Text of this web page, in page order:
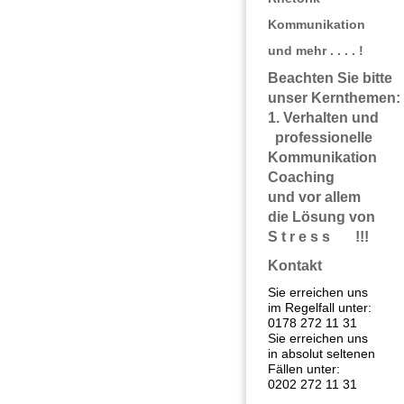
Kommunikation
und mehr . . . . !
Beachten Sie bitte
unser
1. Verhalten
und vor allem
die Lösung
S t r e s s !!!
Kontakt
Sie erreichen uns
im Regelfall unter:
0178 272 11 31
Sie erreichen uns
in absolut seltenen
Fällen unter:
0202 272 11 31